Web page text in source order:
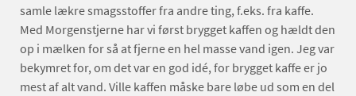
samle lækre smagsstoffer fra andre ting, f.eks. fra kaffe.
Med Morgenstjerne har vi først brygget kaffen og hældt den
op i mælken for så at fjerne en hel masse vand igen. Jeg var
bekymret for, om det var en god idé, for brygget kaffe er jo
mest af alt vand. Ville kaffen måske bare løbe ud som en del